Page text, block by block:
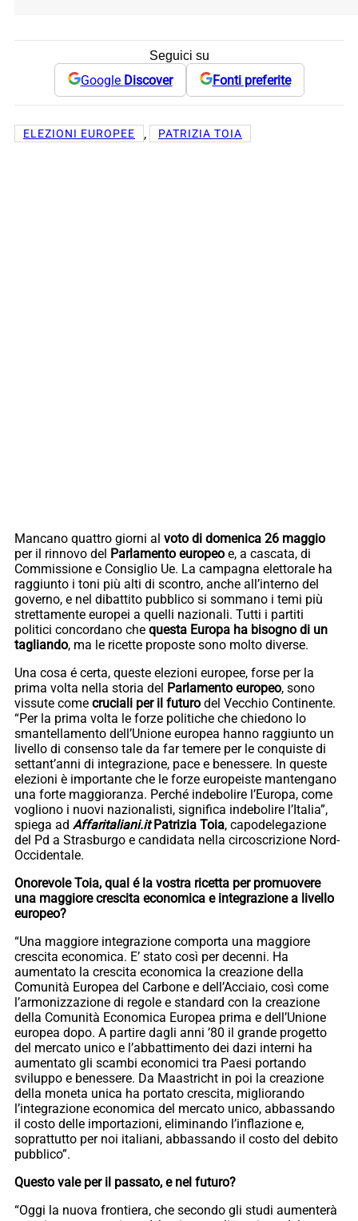
Seguici su
Google Discover Fonti preferite
ELEZIONI EUROPEE , PATRIZIA TOIA
Mancano quattro giorni al voto di domenica 26 maggio
per il rinnovo del Parlamento europeo e, a cascata, di
Commissione e Consiglio Ue. La campagna elettorale ha
raggiunto i toni più alti di scontro, anche all’interno del
governo, e nel dibattito pubblico si sommano i temi più
strettamente europei a quelli nazionali. Tutti i partiti
politici concordano che questa Europa ha bisogno di un
tagliando, ma le ricette proposte sono molto diverse.
Una cosa é certa, queste elezioni europee, forse per la
prima volta nella storia del Parlamento europeo, sono
vissute come cruciali per il futuro del Vecchio Continente.
“Per la prima volta le forze politiche che chiedono lo
smantellamento dell’Unione europea hanno raggiunto un
livello di consenso tale da far temere per le conquiste di
settant’anni di integrazione, pace e benessere. In queste
elezioni è importante che le forze europeiste mantengano
una forte maggioranza. Perché indebolire l’Europa, come
vogliono i nuovi nazionalisti, significa indebolire l’Italia”,
spiega ad Affaritaliani.itPatrizia Toia, capodelegazione
del Pd a Strasburgo e candidata nella circoscrizione Nord-
Occidentale.
Onorevole Toia, qual é la vostra ricetta per promuovere
una maggiore crescita economica e integrazione a livello
europeo?
“Una maggiore integrazione comporta una maggiore
crescita economica. E’ stato così per decenni. Ha
aumentato la crescita economica la creazione della
Comunità Europea del Carbone e dell’Acciaio, così come
l’armonizzazione di regole e standard con la creazione
della Comunità Economica Europea prima e dell’Unione
europea dopo. A partire dagli anni ’80 il grande progetto
del mercato unico e l’abbattimento dei dazi interni ha
aumentato gli scambi economici tra Paesi portando
sviluppo e benessere. Da Maastricht in poi la creazione
della moneta unica ha portato crescita, migliorando
l’integrazione economica del mercato unico, abbassando
il costo delle importazioni, eliminando l’inflazione e,
soprattutto per noi italiani, abbassando il costo del debito
pubblico”.
Questo vale per il passato, e nel futuro?
“Oggi la nuova frontiera, che secondo gli studi aumenterà